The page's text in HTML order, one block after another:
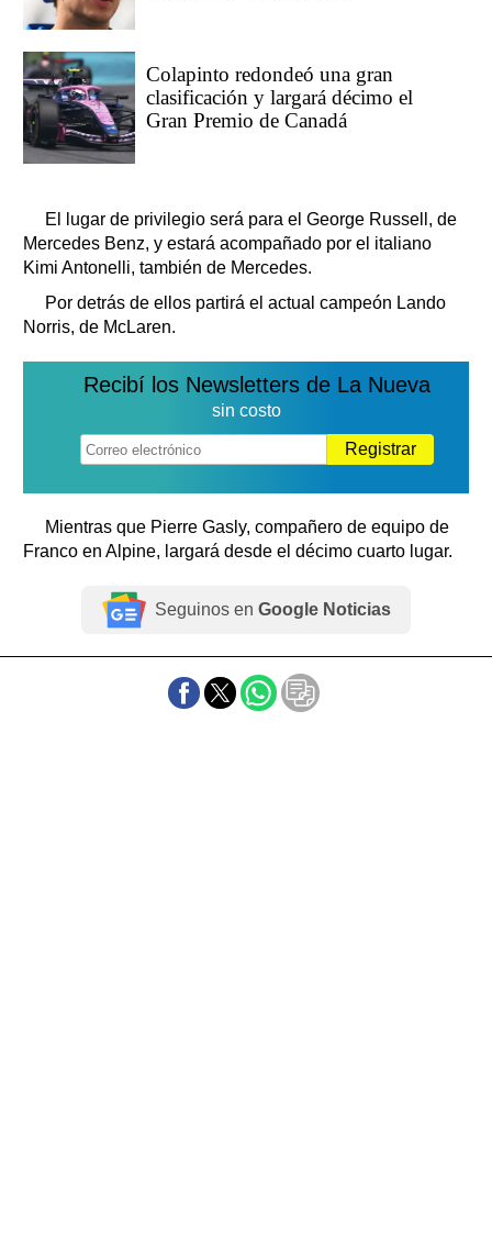
Colapinto redondeó una gran
clasificación y largará décimo el
Gran Premio de Canadá
El lugar de privilegio será para el George Russell, de
Mercedes Benz, y estará acompañado por el italiano
Kimi Antonelli, también de Mercedes.
Por detrás de ellos partirá el actual campeón Lando
Norris, de McLaren.
Recibí los Newsletters de La Nueva
sin costo
Registrar
Mientras que Pierre Gasly, compañero de equipo de
Franco en Alpine, largará desde el décimo cuarto lugar.
Seguinos en Google Noticias